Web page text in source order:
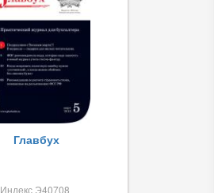
Главбух
Индекс Э40708